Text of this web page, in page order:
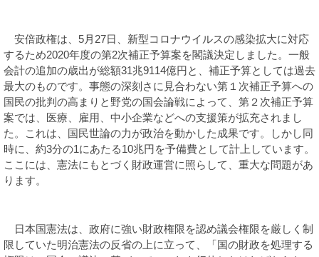
安倍政権は、 5月 27日、新型コロナウイルスの感染拡大に対応
するため2020年度の第2次補正予算案を閣議決定しました。一般
会計の追加の歳出が総額31兆9114億円と、補正予算としては過去
最大のものです。事態の深刻さに見合わない第１次補正予算への
国民の批判の高まりと野党の国会論戦によって、第２次補正予算
案では、医療、雇用、中小企業などへの支援策が拡充されまし
た。これは、国民世論の力が政治を動かした成果です。しかし同
時に、約3分の1にあたる10兆円を予備費として計上しています。
ここには、憲法にもとづく財政運営に照らして、重大な問題があ
ります。
日本国憲法は、政府に強い財政権限を認め議会権限を厳しく制
限していた明治憲法の反省の上に立って、「国の財政を処理する